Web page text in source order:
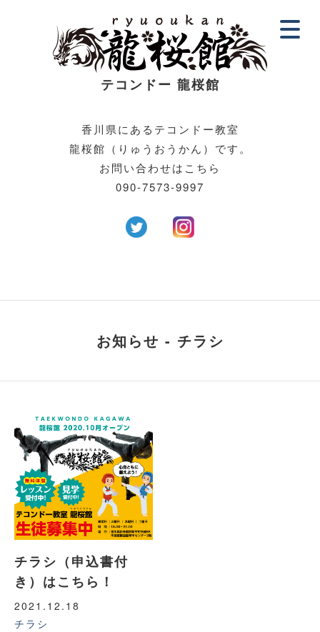
テコンドー 龍桜館
香川県にあるテコンドー教室
龍桜館（りゅうおうかん）です。
お問い合わせはこちら
090-7573-9997
お知らせ - チラシ
チラシ（申込書付
き）はこちら！
2021.12.18
チラシ